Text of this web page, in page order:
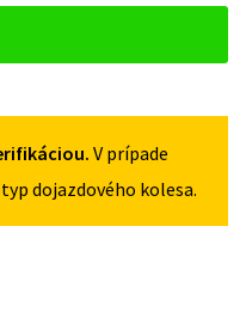
V prípade
dojazdového kolesa.